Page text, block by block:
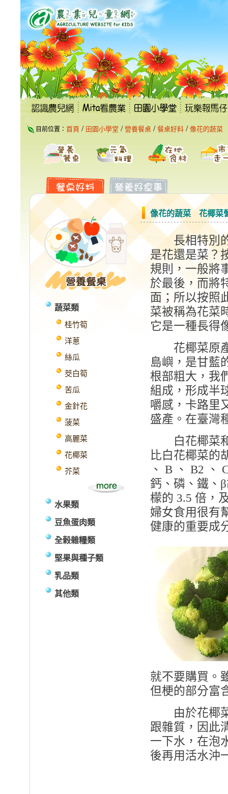
跳
到
主
要
內
容
區
塊
:::
目前位置： 首頁 / 田園小學堂 / 營養餐桌 / 餐桌好料 / 像花的蔬菜
蔬菜類
桂竹筍
洋蔥
絲瓜
茭白筍
苦瓜
金針花
菠菜
高麗菜
花椰菜
芥菜
水果類
豆魚蛋肉類
全榖雜糧類
堅果與種子類
乳品類
其他類
像花的蔬菜 花椰菜
長相特別的
是花還是菜？
規則，一般將
於最後，而將
面；所以按照
菜被稱為花菜
它是一種長得
花椰菜原產
島嶼，是甘藍
根部粗大，我
組成，形成半
嚼感，卡路里
盛產。在臺灣
白花椰菜和
比白花椰菜的
、 B 、 B2 、
鈣、磷、鐵、
檬的 3.5 倍，
婦女食用很有
健康的重要成
就不要購買。
但梗的部分富
由於花椰菜
跟雜質，因此
一下水，在泡
後再用活水沖